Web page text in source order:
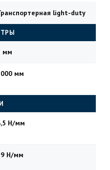
light-duty
мм
мм
Н/мм
Н/мм